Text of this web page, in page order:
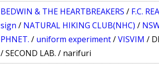
BEDWIN & THE HEARTBREAKERS / F.C.
sign / NATURAL HIKING CLUB(NHC) /
PHNET. / uniform experiment/VISVIM /
/SECOND LAB. / narifuri